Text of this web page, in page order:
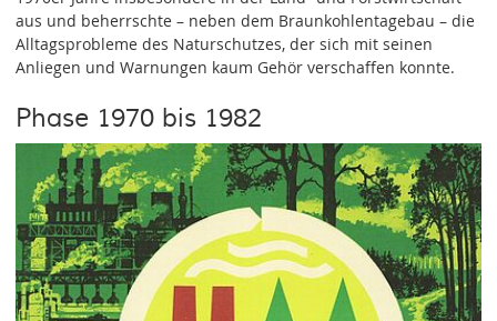
aus und beherrschte – neben dem Braunkohlentagebau – die
Alltagsprobleme des Naturschutzes, der sich mit seinen
Anliegen und Warnungen kaum Gehör verschaffen konnte.
Phase 1970 bis 1982